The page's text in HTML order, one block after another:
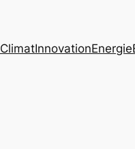
ClimatInnovationEnergie